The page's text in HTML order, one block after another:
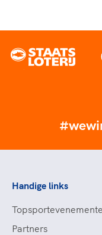
Handige links
Partners